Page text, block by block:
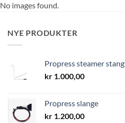
No images found.
NYE PRODUKTER
Propress steamer stang
kr 1.000,00
Propress slange
kr 1.200,00